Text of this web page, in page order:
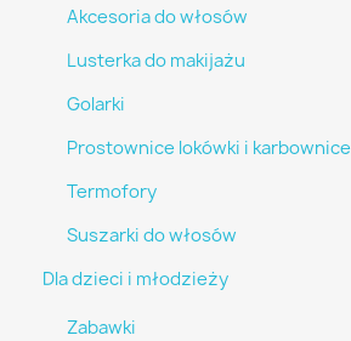
Akcesoria do włosów
Lusterka do makijażu
Golarki
Prostownice lokówki i karbownice
Termofory
Suszarki do włosów
Dla dzieci i młodzieży
Zabawki